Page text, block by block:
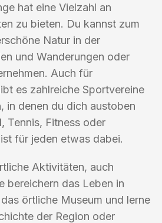
hat eine Vielzahl an
zu bieten. Du kannst zum
Natur in der
und Wanderungen oder
Auch für
es zahlreiche Sportvereine
in denen du dich austoben
Tennis, Fitness oder
für jeden etwas dabei.
Aktivitäten, auch
bereichern das Leben in
örtliche Museum und lerne
der Region oder